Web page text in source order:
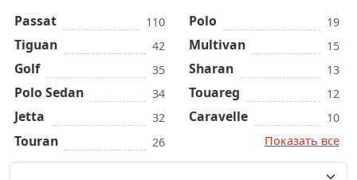
Passat 110
Tiguan 42
Golf 35
Polo Sedan 34
Jetta 32
Touran 26
Polo 19
Multivan 15
Sharan 13
Touareg 12
Caravelle
10
Показать все